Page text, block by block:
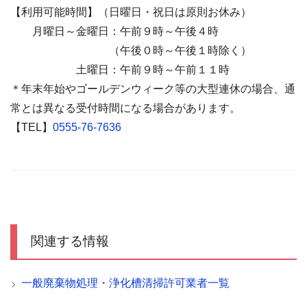
【利用可能時間】（日曜日・祝日は原則お休み）
月曜日～金曜日：午前９時～午後４時
（午後０時～午後１時除く）
土曜日：午前９時～午前１１時
＊年末年始やゴールデンウィーク等の大型連休の場合、通
常とは異なる受付時間になる場合があります。
【TEL】 0555-76-7636
関連する情報
一般廃棄物処理・浄化槽清掃許可業者一覧